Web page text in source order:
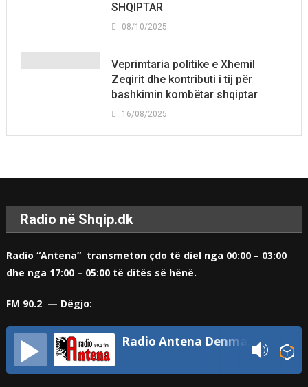
SHQIPTAR
08/10/2025
Veprimtaria politike e Xhemil
Zeqirit dhe kontributi i tij për
bashkimin kombëtar shqiptar
16/08/2025
Radio në Shqip.dk
Radio “Antena” transmeton çdo të diel nga 00:00 – 03:00
dhe nga 17:00 – 05:00 të ditës së hënë.
FM 90.2 — Dëgjo:
Radio Antena Denmark